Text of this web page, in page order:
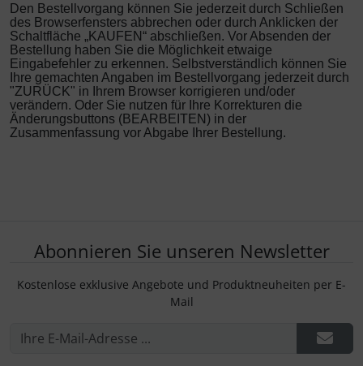
Den Bestellvorgang können Sie jederzeit durch Schließen
des Browserfensters abbrechen oder durch Anklicken der
Schaltfläche „KAUFEN“ abschließen. Vor Absenden der
Bestellung haben Sie die Möglichkeit etwaige
Eingabefehler zu erkennen. Selbstverständlich können Sie
Ihre gemachten Angaben im Bestellvorgang jederzeit durch
"ZURÜCK" in Ihrem Browser korrigieren und/oder
verändern. Oder Sie nutzen für Ihre Korrekturen die
Änderungsbuttons (BEARBEITEN) in der
Zusammenfassung vor Abgabe Ihrer Bestellung.
Abonnieren Sie unseren Newsletter
Kostenlose exklusive Angebote und Produktneuheiten per E-
Mail